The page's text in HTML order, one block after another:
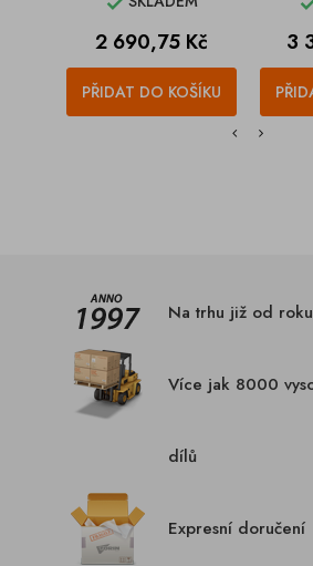
Cena
2 690,75 Kč
PŘIDAT DO KOŠÍKU
3
Na trhu již od
Více jak 8000
dílů
Expresní doručení